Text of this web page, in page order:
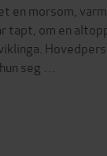
en morsom,
om en
seg …